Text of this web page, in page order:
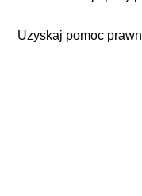
Uzyskaj pomoc